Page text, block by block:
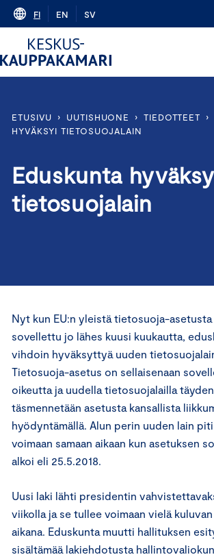
Skip
content
FI EN SV
ETUSIVU › UUTISHUONE › TIEDOTTEET ›
HYVÄKSYI TIETOSUOJALAIN
Eduskunta
tietosuojalain
Nyt kun EU:n yleistä tietosuoja-asetusta
sovellettu jo lähes kuusi kuukautta,
vihdoin hyväksyttyä uuden
Tietosuoja-asetus on sellaisenaan
oikeutta ja uudella tietosuojalailla
täsmennetään asetusta kansallista
hyödyntämällä. Alun perin uuden lain
voimaan samaan aikaan kun asetuksen
alkoi eli 25.5.2018.
Uusi laki lähti presidentin
viikolla ja se tullee voimaan vielä
aikana. Eduskunta muutti hallituksen
sisältämää lakiehdotusta